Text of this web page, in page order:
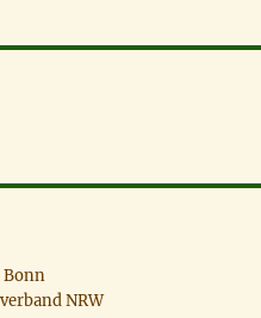
Bonn
NRW